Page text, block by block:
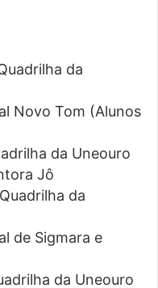
da
Novo Tom (Alunos
da Uneouro
Jô
da
de Sigmara e
da Uneouro